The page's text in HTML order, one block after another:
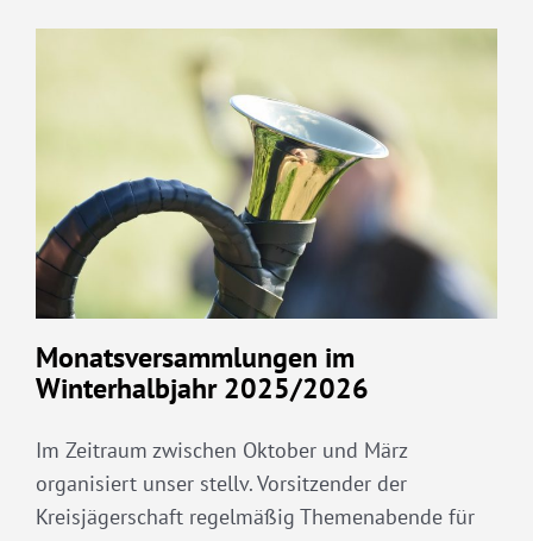
Monatsversammlungen im
Winterhalbjahr 2025/2026
Im Zeitraum zwischen Oktober und März
organisiert unser stellv. Vorsitzender der
Kreisjägerschaft regelmäßig Themenabende für